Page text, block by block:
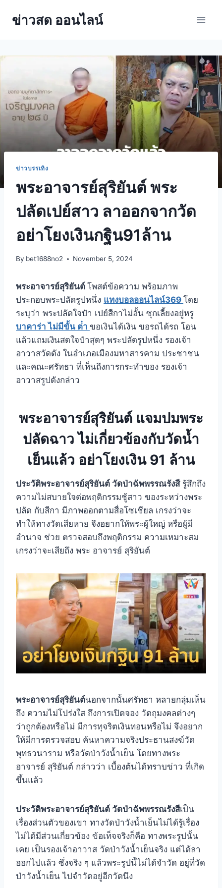
ข่าวสด ออนไลน์
ข่าวบรรเทิง
พระอาจารย์สุริยันต์ พระ
ปลัดเปย์สาว ลาออกจากวัด
อย่าโยงเงินกฐิน91ล้าน
By bet1688no2 November 5, 2024
พระอาจารย์สุริยันต์ โพสต์ข้อความ พร้อมภาพ
ประกอบพระปลัดรูปหนึ่ง แทงบอลออนไลน์369 โดย
ระบุว่า พระปลัดใจป๋า เปย์สีกาไม่อั้น ซุกเลี้ยงอยู่หรู
บาคาร่า ไม่มีขั้น ต่ํา ขอเงินได้เงิน ขอรถได้รถ โอน
แล้วแถมเงินสดใจป๋าสุดๆ พระปลัดรูปหนึ่ง รองเจ้า
อาวาสวัดดัง ในอำเภอเมืองมหาสารคาม ประชาชน
และคณะศรัทธา ที่เห็นถึงการกระทำของ รองเจ้า
อาวาสรูปดังกล่าว
พระอาจารย์สุริยันต์ แจมปมพระ
ปลัดฉาว ไม่เกี่ยวข้องกับวัดน้ำ
เย็นแล้ว อย่าโยงเงิน 91 ล้าน
ประวัติพระอาจารย์สุริยันต์ วัดป่าฉัพพรรณรังสีรู้สึกถึง
ความไม่สบายใจต่อพฤติกรรมชู้สาว ของระหว่างพระ
ปลัด กับสีกา มีภาพออกตามสื่อโซเชียล เกรงว่าจะ
ทำให้ทางวัดเสียหาย จึงอยากให้พระผู้ใหญ่ หรือผู้มี
อำนาจ ช่วย ตรวจสอบถึงพฤติกรรม ความเหมาะสม
เกรงว่าจะเสียถึง พระ อาจารย์ สุริยันต์
พระอาจารย์สุริยันต์นอกจากนั้นศรัทธา หลายกลุ่มเห็น
ถึง ความไม่โปร่งใส ถึงการเปิดจอง วัตถุมงคลต่างๆ
ว่าถูกต้องหรือไม่ มีการทุจริตเงินทอนหรือไม่ จึงอยาก
ให้มีการตรวจสอบ ค้นหาความจริงประธานสงฆ์วัด
พุทธวนาราม หรือวัดป่าวังน้ำเย็น โดยทางพระ
อาจารย์ สุริยันต์ กล่าวว่า เบื้องต้นได้ทราบข่าว ที่เกิด
ขึ้นแล้ว
ประวัติพระอาจารย์สุริยันต์ วัดป่าฉัพพรรณรังสีเป็น
เรื่องส่วนตัวของเขา ทางวัดป่าวังน้ำเย็นไม่ได้รู้เรื่อง
ไม่ได้มีส่วนเกี่ยวข้อง ข้อเท็จจริงก็คือ ทางพระรูปนั้น
เคย เป็นรองเจ้าอาวาส วัดป่าวังน้ำเย็นจริง แต่ได้ลา
ออกไปแล้ว ซึ่งจริง ๆ แล้วพระรูปนี้ไม่ได้จำวัด อยู่ที่วัด
ป่าวังน้ำเย็น ไปจำวัดอยู่อีกวัดนึง